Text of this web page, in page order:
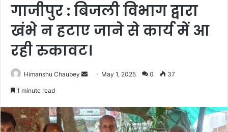
गाजीपुर : बिजली विभाग द्वारा
खंभे न हटाए जाने से कार्य में आ
रही रुकावट।
Himanshu Chaubey May 1, 2025 0 37
1 minute read